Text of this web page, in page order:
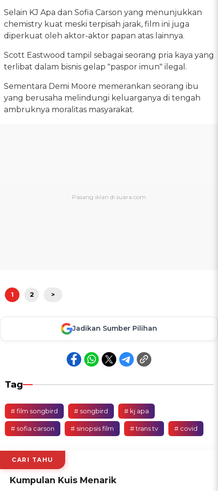
Selain KJ Apa dan Sofia Carson yang menunjukkan
chemistry kuat meski terpisah jarak, film ini juga
diperkuat oleh aktor-aktor papan atas lainnya.
Scott Eastwood tampil sebagai seorang pria kaya yang
terlibat dalam bisnis gelap "paspor imun" ilegal.
Sementara Demi Moore memerankan seorang ibu
yang berusaha melindungi keluarganya di tengah
ambruknya moralitas masyarakat.
1 2 >
Jadikan Sumber Pilihan
Tag
# film songbird # songbird # kj apa
# sofia carson # sinopsis film # trans tv # covid
CARI TAHU
Kumpulan Kuis Menarik